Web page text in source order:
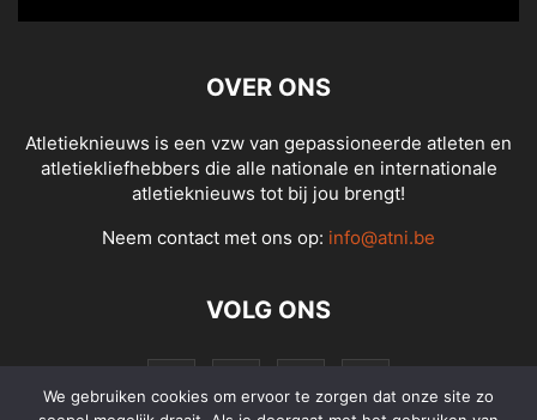
OVER ONS
Atletieknieuws is een vzw van gepassioneerde atleten en
atletiekliefhebbers die alle nationale en internationale
atletieknieuws tot bij jou brengt!
Neem contact met ons op: info@atni.be
VOLG ONS
We gebruiken cookies om ervoor te zorgen dat onze site zo